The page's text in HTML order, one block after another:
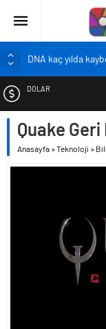
DNA kaç yılda
Pandemi
Siyah çay içmek
Çocukların boyu
DOLAR
Quake
Anasayfa »Teknoloji »